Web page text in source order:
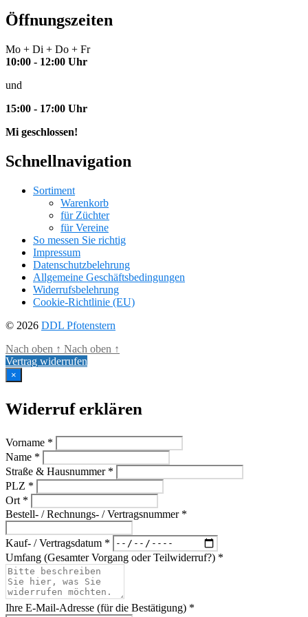
Öffnungszeiten
Mo + Di + Do + Fr
10:00 - 12:00 Uhr
und
15:00 - 17:00 Uhr
Mi geschlossen!
Schnellnavigation
Sortiment
Warenkorb
für Züchter
für Vereine
So messen Sie richtig
Impressum
Datenschutzbelehrung
Allgemeine Geschäftsbedingungen
Widerrufsbelehrung
Cookie-Richtlinie (EU)
© 2026 DDL Pfotenstern
Nach oben ↑ Nach oben ↑
Vertrag widerrufen
×
Widerruf erklären
Vorname *
Name *
Straße & Hausnummer *
PLZ *
Ort *
Bestell- / Rechnungs- / Vertragsnummer *
Kauf- / Vertragsdatum *
Umfang (Gesamter Vorgang oder Teilwiderruf?) *
Ihre E-Mail-Adresse (für die Bestätigung) *